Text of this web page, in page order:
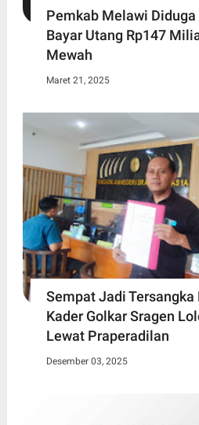
Pemkab Melawi Diduga
Bayar Utang Rp147
Mewah
Maret 21, 2025
Sempat Jadi Tersangka
Kader Golkar Sragen
Lewat Praperadilan
Desember 03, 2025